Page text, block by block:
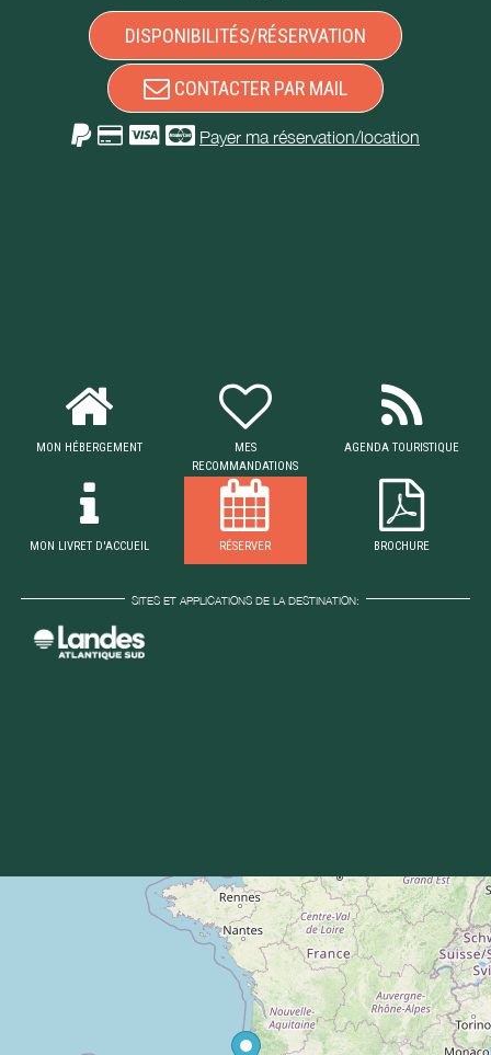
DISPONIBILITÉS/RÉSERVATION
CONTACTER PAR MAIL
Payer ma réservation/location
MON HÉBERGEMENT
MES
RECOMMANDATIONS
AGENDA TOURISTIQUE
MON LIVRET D'ACCUEIL RÉSERVER BROCHURE
SITES ET APPLICATIONS DE LA DESTINATION: